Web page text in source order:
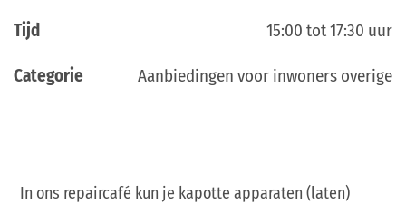
Tijd 15:00 tot 17:30 uur
Categorie Aanbiedingen voor inwoners overige
In ons repaircafé kun je kapotte apparaten (laten)